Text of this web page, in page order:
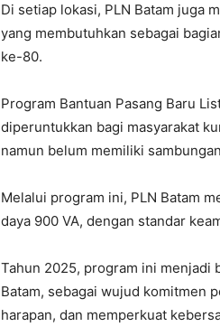
Di setiap lokasi, PLN Batam juga
yang membutuhkan sebagai
ke-80.
Program Bantuan Pasang Baru
diperuntukkan bagi masyarakat
namun belum memiliki
Melalui program ini, PLN Batam
daya 900 VA, dengan standar
Tahun 2025, program ini menjadi
Batam, sebagai wujud komitmen
harapan, dan memperkuat